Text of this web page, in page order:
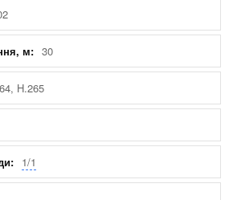
30
H.265
1/1